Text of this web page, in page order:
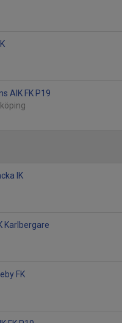
AIK FK P19
IK
Karlbergare
FK